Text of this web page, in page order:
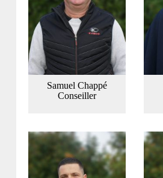
Samuel Chappé
Conseiller